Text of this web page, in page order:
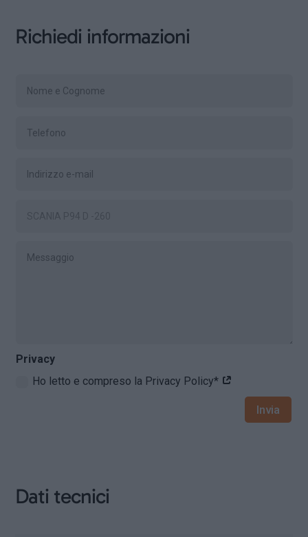
Richiedi informazioni
Privacy
Ho letto e compreso la Privacy Policy*
Invia
Dati tecnici